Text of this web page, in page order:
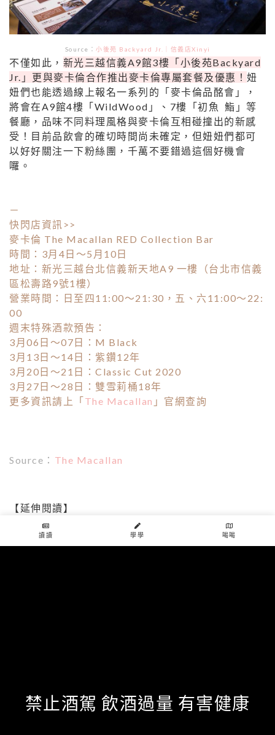
Source： 小後苑 Backyard Jr.｜信義店Xinyi
不僅如此， 新光三越信義A9館3樓「小後苑Backyard
Jr.」更與麥卡倫合作推出麥卡倫專屬套餐及優惠！ 妞
妞們也能透過線上報名一系列的「麥卡倫品酩會」，
將會在A9館4樓「WildWood」、7樓「初魚 鮨」等
餐廳，品味不同料理風格與麥卡倫互相碰撞出的新感
受！目前品飲會的確切時間尚未確定，但妞妞們都可
以好好關注一下粉絲團，千萬不要錯過這個好機會
囉。
－
快閃店資訊>>
麥卡倫 The Macallan RED Collection Bar
時間：3月4日～5月10日
地址：新光三越台北信義新天地A9 一樓（台北市信義
區松壽路9號1樓）
營業時間：日至四11:00～21:30，五、六11:00～22:
00
週末特殊酒款預告：
3月06日～07日：M Black
3月13日～14日：紫鑽12年
3月20日～21日：Classic Cut 2020
3月27日～28日：雙雪莉桶18年
更多資訊請上「The Macallan 」官網查詢
Source： The Macallan
【延伸閱讀】
5款女孩入門威士忌大推薦！選日威至少對一半，奶油
香、清甜味在酒體內都能喝到
tags 麥卡倫
The Macallan RED Collection Bar
新光三越A9
麥卡倫The Red Collection
讀讀 學學 喝喝
禁止酒駕 飲酒過量 有害健康